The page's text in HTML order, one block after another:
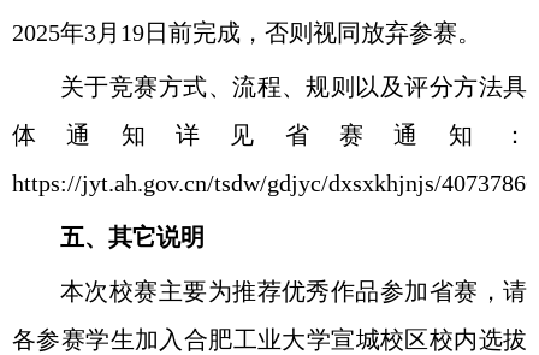
2025年3月 19日前完成，否则视同放弃参赛。
关于竞赛方式、流程、规则以及评分方法具
体通知详见省赛通知：
https://jyt.ah.gov.cn/tsdw/gdjyc/dxsxkhjnjs/
五、其它说明
本次校赛主要为推荐优秀作品参加省赛，请
各参赛学生加入合肥工业大学宣城校区校内选拔